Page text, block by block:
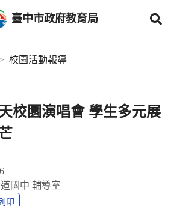
臺中市政府教育局
校園活動報導
校園演唱會 學生多元展
國中 輔導室
印